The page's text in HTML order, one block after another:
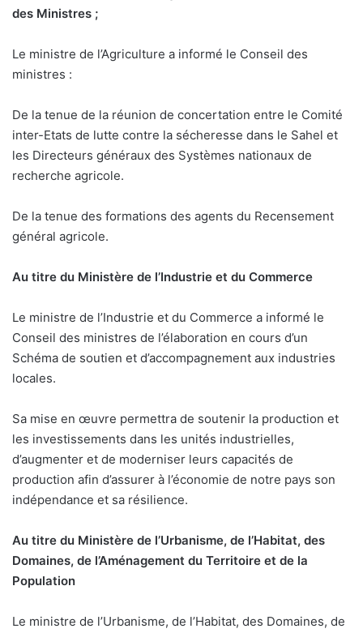
des Ministres ;
Le ministre de l’Agriculture a informé le Conseil des
ministres :
De la tenue de la réunion de concertation entre le Comité
inter-Etats de lutte contre la sécheresse dans le Sahel et
les Directeurs généraux des Systèmes nationaux de
recherche agricole.
De la tenue des formations des agents du Recensement
général agricole.
Au titre du Ministère de l’Industrie et du Commerce
Le ministre de l’Industrie et du Commerce a informé le
Conseil des ministres de l’élaboration en cours d’un
Schéma de soutien et d’accompagnement aux industries
locales.
Sa mise en œuvre permettra de soutenir la production et
les investissements dans les unités industrielles,
d’augmenter et de moderniser leurs capacités de
production afin d’assurer à l’économie de notre pays son
indépendance et sa résilience.
Au titre du Ministère de l’Urbanisme, de l’Habitat, des
Domaines, de l’Aménagement du Territoire et de la
Population
Le ministre de l’Urbanisme, de l’Habitat, des Domaines, de